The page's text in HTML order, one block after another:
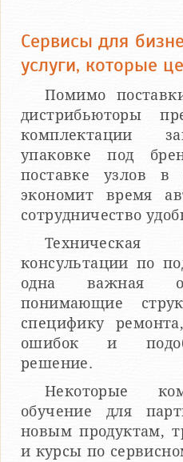
Сервисы для
услуги, которые
Помимо
дистрибьюторы
комплектации
упаковке под
поставке узлов в
экономит время
сотрудничество
консультации по
одна важная
понимающие
специфику
ошибок и
решение.
Некоторые
обучение для
новым продуктам,
и курсы по